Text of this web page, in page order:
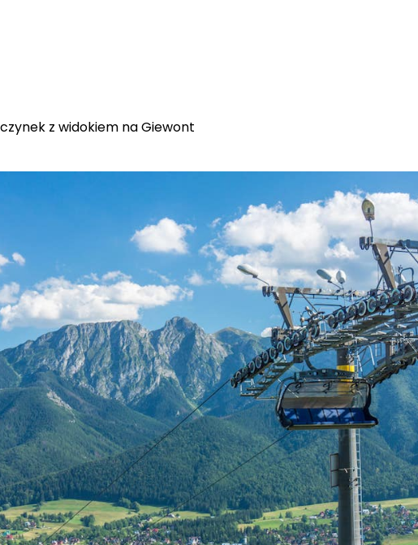
z widokiem na Giewont